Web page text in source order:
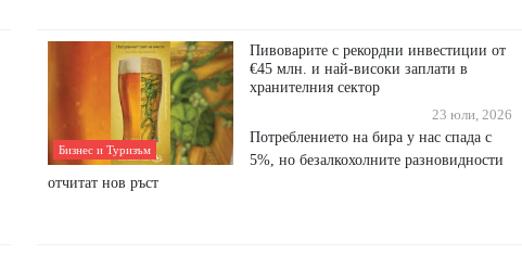
Бизнес и Туризъм
Пивоварите с рекордни инвестиции от
€45 млн. и най-високи заплати в
хранителния сектор
23 юли, 2026
Потреблението на бира у нас спада с
5%, но безалкохолните разновидности
отчитат нов ръст